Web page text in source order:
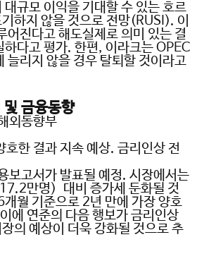
규모 이익을 기대할 수 있는 호르
하지 않을 것으로 전망(RUSI). 이
어진다고 해도실제로 의미 있는 결
하다고 평가. 한편, 이라크는OPEC
늘리지 않을 경우 탈퇴할 것이라고
금융동향
외동향부
호한 결과 지속 예상. 금리인상 전
보고서가 발표될 예정. 시장에서는
만명) 대비 증가세 둔화될 것
개월 기준으로 2년 만에 가장 양호
이에 연준의 다음 행보가 금리인상
의 예상이 더욱 강화될 것으로 추